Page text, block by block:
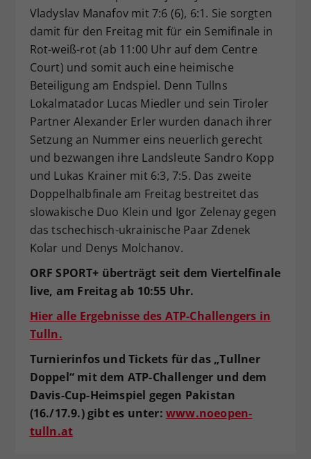
Vladyslav Manafov mit 7:6 (6), 6:1. Sie sorgten
damit für den Freitag mit für ein Semifinale in
Rot-weiß-rot (ab 11:00 Uhr auf dem Centre
Court) und somit auch eine heimische
Beteiligung am Endspiel. Denn Tullns
Lokalmatador Lucas Miedler und sein Tiroler
Partner Alexander Erler wurden danach ihrer
Setzung an Nummer eins neuerlich gerecht
und bezwangen ihre Landsleute Sandro Kopp
und Lukas Krainer mit 6:3, 7:5. Das zweite
Doppelhalbfinale am Freitag bestreitet das
slowakische Duo Klein und Igor Zelenay gegen
das tschechisch-ukrainische Paar Zdenek
Kolar und Denys Molchanov.
ORF SPORT+ überträgt seit dem Viertelfinale
live, am Freitag ab 10:55 Uhr.
Hier alle Ergebnisse des ATP-Challengers in
Tulln.
Turnierinfos und Tickets für das „Tullner
Doppel“ mit dem ATP-Challenger und dem
Davis-Cup-Heimspiel gegen Pakistan
(16./17.9.) gibt es unter: www.noeopen-
tulln.at